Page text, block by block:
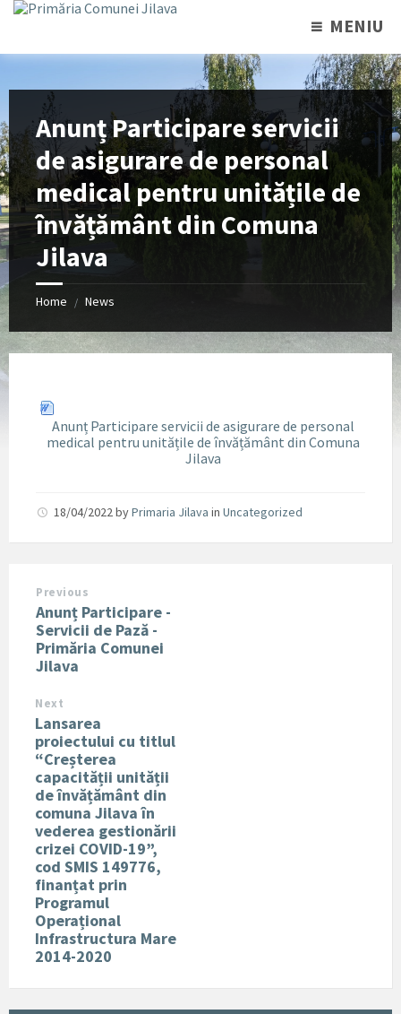
MENIU
Anunț Participare servicii
de asigurare de personal
medical pentru unitățile de
învățământ din Comuna
Jilava
Home / News
Anunț Participare servicii de asigurare de personal
medical pentru unitățile de învățământ din Comuna
Jilava
18/04/2022byPrimaria Jilava in Uncategorized
Previous
Anunț Participare -
Servicii de Pază -
Primăria Comunei
Jilava
Next
Lansarea
proiectului cu titlul
“Creșterea
capacității unității
de învățământ din
comuna Jilava în
vederea gestionării
crizei COVID-19”,
cod SMIS 149776,
finanțat prin
Programul
Operațional
Infrastructura Mare
2014-2020